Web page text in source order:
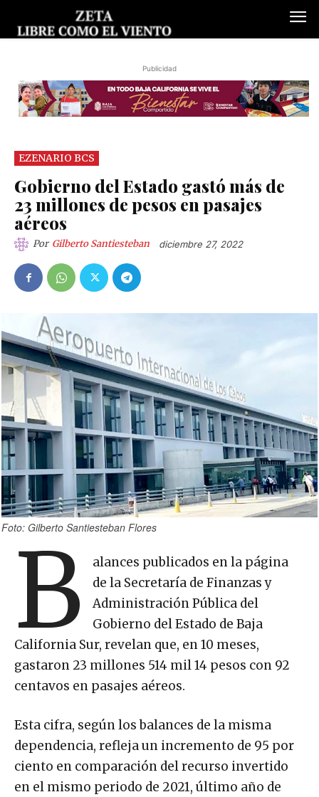
Publicidad
EZENARIO BCS
Gobierno del Estado gastó más de
23 millones de pesos en pasajes
aéreos
Por Gilberto Santiesteban diciembre 27, 2022
Foto: Gilberto Santiesteban Flores
B
alances publicados en la página
de la Secretaría de Finanzas y
Administración Pública del
Gobierno del Estado de Baja
California Sur, revelan que, en 10 meses,
gastaron 23 millones 514 mil 14 pesos con 92
centavos en pasajes aéreos.
Esta cifra, según los balances de la misma
dependencia, refleja un incremento de 95 por
ciento en comparación del recurso invertido
en el mismo periodo de 2021, último año de